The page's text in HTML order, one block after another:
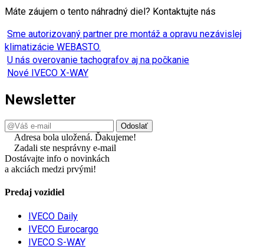
Máte záujem o tento náhradný diel? Kontaktujte nás
Sme autorizovaný partner pre montáž a opravu nezávislej
klimatizácie WEBASTO.
U nás overovanie tachografov aj na počkanie
Nové IVECO X-WAY
Newsletter
Adresa bola uložená. Ďakujeme!
Zadali ste nesprávny e-mail
Dostávajte info o novinkách
a akciách medzi prvými!
Predaj vozidiel
IVECO Daily
IVECO Eurocargo
IVECO S-WAY